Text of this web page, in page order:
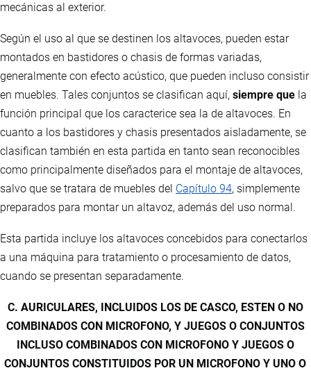
mecánicas al exterior.
Según el uso al que se destinen los altavoces, pueden estar
montados en bastidores o chasis de formas variadas,
generalmente con efecto acústico, que pueden incluso consistir
en muebles. Tales conjuntos se clasifican aquí, siempre que la
función principal que los caracterice sea la de altavoces. En
cuanto a los bastidores y chasis presentados aisladamente, se
clasifican también en esta partida en tanto sean reconocibles
como principalmente diseñados para el montaje de altavoces,
salvo que se tratara de muebles del Capítulo 94, simplemente
preparados para montar un altavoz, además del uso normal.
Esta partida incluye los altavoces concebidos para conectarlos
a una máquina para tratamiento o procesamiento de datos,
cuando se presentan separadamente.
C. AURICULARES, INCLUIDOS LOS DE CASCO, ESTEN O NO
COMBINADOS CON MICROFONO, Y JUEGOS O CONJUNTOS
INCLUSO COMBINADOS CON MICROFONO Y JUEGOS O
CONJUNTOS CONSTITUIDOS POR UN MICROFONO Y UNO O